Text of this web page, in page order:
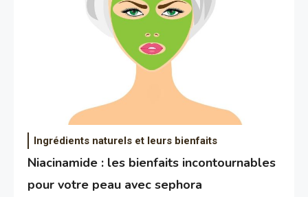
Ingrédients naturels et leurs bienfaits
Niacinamide : les bienfaits incontournables
pour votre peau avec sephora